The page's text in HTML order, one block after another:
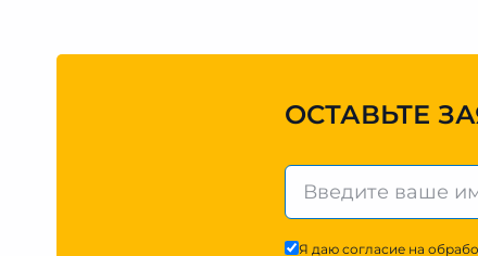
ОСТАВЬТЕ
Я даю согласие на